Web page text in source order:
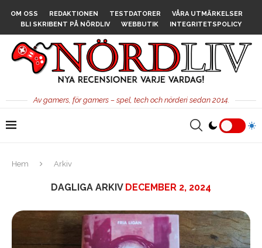
OM OSS REDAKTIONEN TESTDATORER
VÅRA UTMÄRKELSER
BLI SKRIBENT PÅ NÖRDLIV
WEBBUTIK INTEGRITETSPOLICY
Av gamers, för gamers – spel, tech och nörderi sedan 2014.
Hem Arkiv
DAGLIGA ARKIV DECEMBER 2, 2024